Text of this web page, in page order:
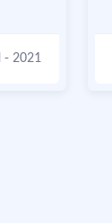
- 2021